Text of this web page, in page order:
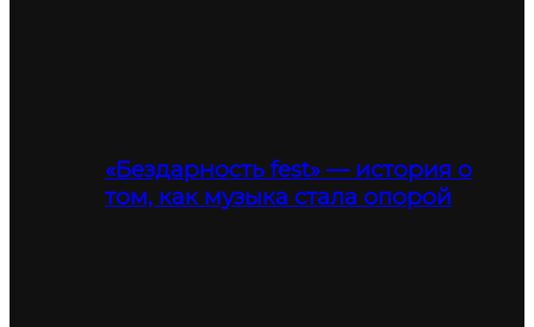
«Бездарность fest» — история о
том, как музыка стала опорой